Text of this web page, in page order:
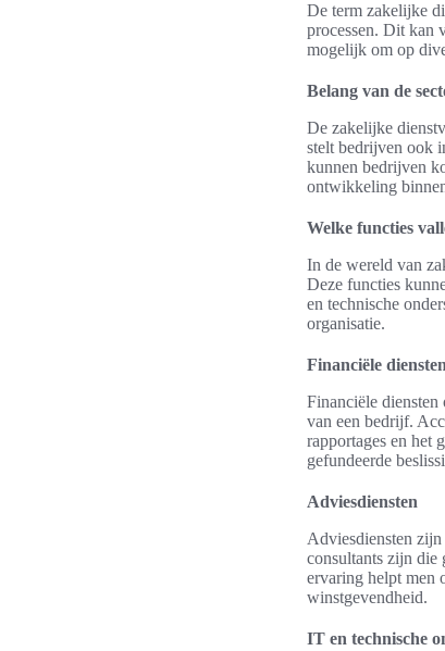
De term zakelijke
processen. Dit kan
mogelijk om op
Belang van de
De zakelijke
stelt bedrijven ook
kunnen bedrijven
ontwikkeling
Welke functies
In de wereld van
Deze functies
en technische
organisatie.
Financiële diensten
Financiële diensten
van een bedrijf.
rapportages en het
gefundeerde
Adviesdiensten
Adviesdiensten
consultants zijn die
ervaring helpt men
winstgevendheid.
IT en technische